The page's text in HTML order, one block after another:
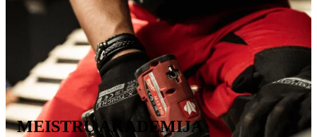
MEISTRŲ AKADEMIJA